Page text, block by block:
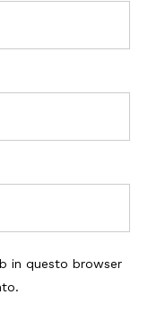
in questo browser